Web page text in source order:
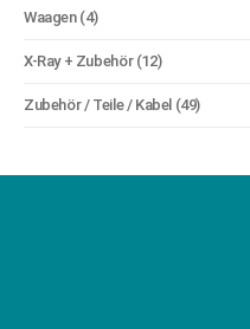
Waagen (4)
X-Ray + Zubehör (12)
Zubehör / Teile / Kabel (49)